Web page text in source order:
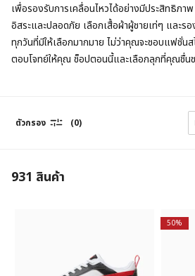
เพื่อรองรับการเคลื่อนไหวได้อย่างมีประสิทธิภา
อิสระและปลอดภัย เลือกเสื้อผ้าผู้ชายเท่ๆ และรอ
ทุกวันที่มีให้เลือกมากมาย ไม่ว่าคุณจะชอบแฟชั่น
ตอบโจทย์ให้คุณ ช็อปตอนนี้และเลือกลุกที่คุณชื่น
ตัวกรอง (0)
931 สินค้า
50%